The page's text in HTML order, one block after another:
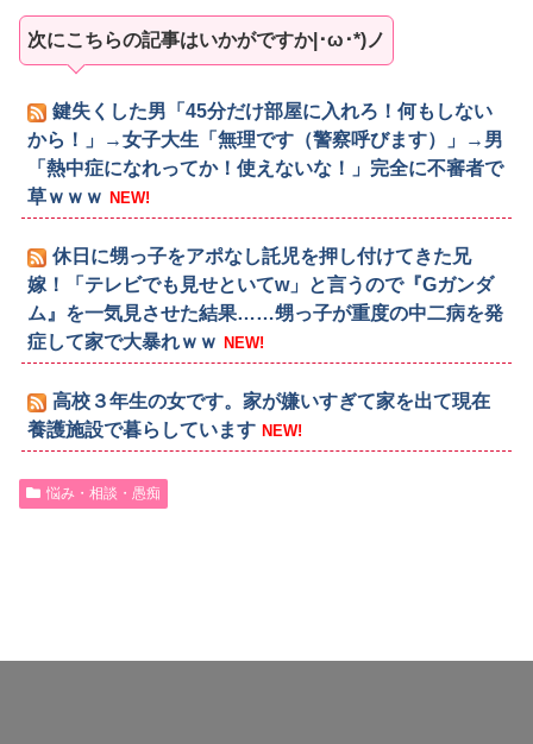
次にこちらの記事はいかがですか|･ω･*)ノ
鍵失くした男「45分だけ部屋に入れろ！何もしない
から！」→女子大生「無理です（警察呼びます）」→男
「熱中症になれってか！使えないな！」完全に不審者で
草ｗｗｗ NEW!
休日に甥っ子をアポなし託児を押し付けてきた兄
嫁！「テレビでも見せといてw」と言うので『Gガンダ
ム』を一気見させた結果……甥っ子が重度の中二病を発
症して家で大暴れｗｗ NEW!
高校３年生の女です。家が嫌いすぎて家を出て現在
養護施設で暮らしています NEW!
悩み・相談・愚痴